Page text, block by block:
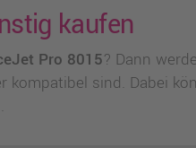
kaufen
Pro 8015? Dann
sind. Dabei